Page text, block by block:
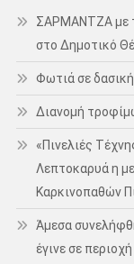
ΣΑΡΜΑΝΤΖΑ με
στο Δημοτικό
Φωτιά σε
Διανομή
«Πινελιές
Λεπτοκαρυά η
Καρκινοπαθών
Άμεσα
έγινε σε